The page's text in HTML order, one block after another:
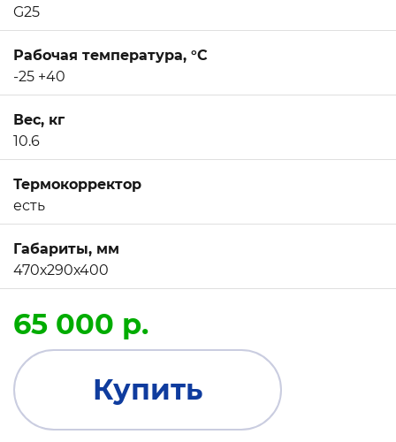
G25
Рабочая температура, °C
-25 +40
Вес, кг
10.6
Термокорректор
есть
Габариты, мм
470х290х400
65 000 р.
Купить